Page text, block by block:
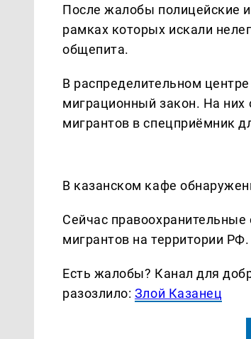
После жалобы полицейские
рамках которых искали
общепита.
В распределительном
миграционный закон. На
мигрантов в спецприёмник
В казанском кафе
Сейчас
мигрантов на территории
Есть жалобы? Канал для
разозлило: Злой Казанец